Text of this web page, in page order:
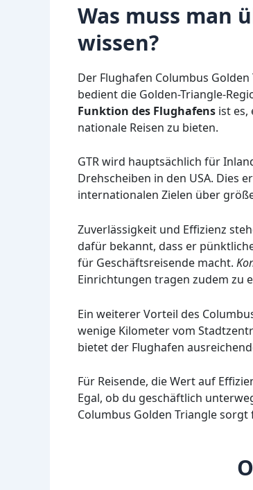
Was muss man
wissen?
Der Flughafen Columbus
bedient die Golden-Triangle-
Funktion des Flughafens ist es,
nationale Reisen zu bieten.
GTR wird hauptsächlich für
Drehscheiben in den USA. Dies
internationalen Zielen über
Zuverlässigkeit und Effizienz
dafür bekannt, dass er
für Geschäftsreisende macht.
Einrichtungen tragen zudem zu
Ein weiterer Vorteil des
wenige Kilometer vom
bietet der Flughafen
Für Reisende, die Wert auf
Egal, ob du geschäftlich
Columbus Golden Triangle